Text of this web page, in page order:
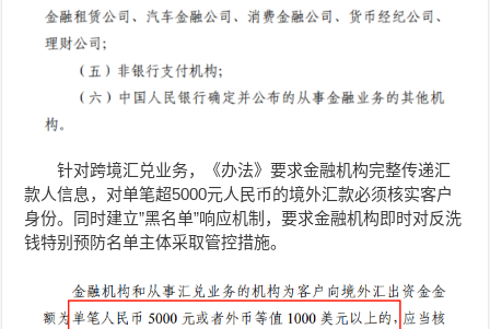
针对跨境汇兑业务，《办法》要求金融机构完整传递汇
款人信息，对单笔超5000元人民币的境外汇款必须核实客户
身份。同时建立”黑名单”响应机制，要求金融机构即时对反洗
钱特别预防名单主体采取管控措施。